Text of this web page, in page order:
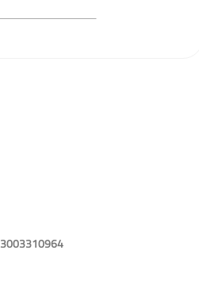
3003310964